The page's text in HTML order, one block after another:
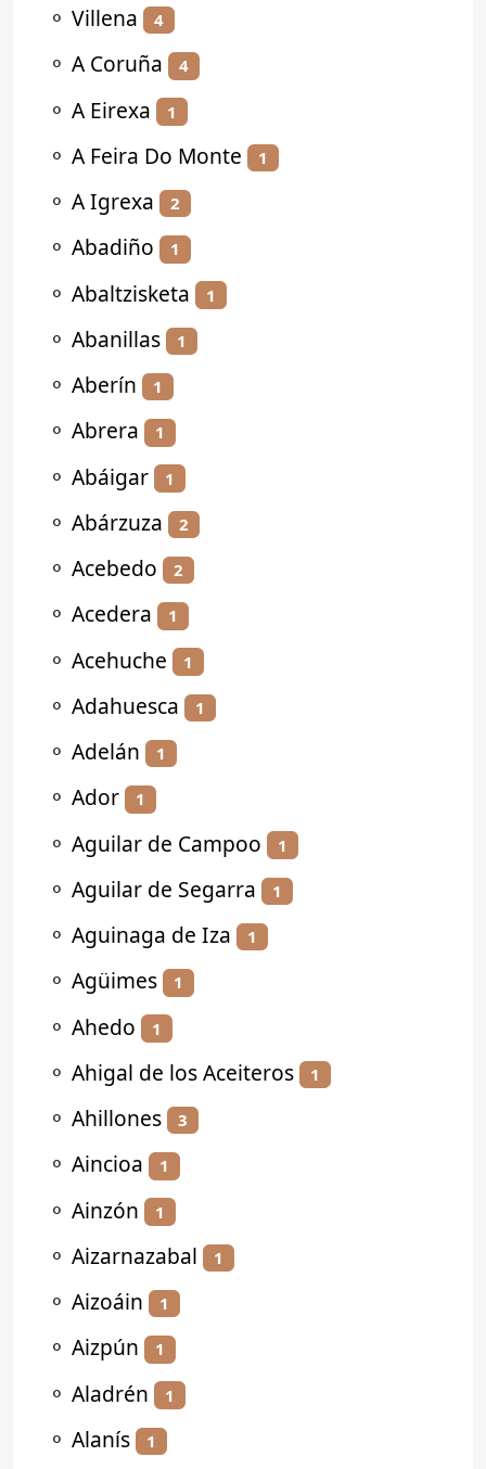
⚬ Villena 4
⚬ A Coruña 4
⚬ A Eirexa 1
⚬ A Feira Do Monte 1
⚬ A Igrexa 2
⚬ Abadiño 1
⚬ Abaltzisketa 1
⚬ Abanillas 1
⚬ Aberín 1
⚬ Abrera 1
⚬ Abáigar 1
⚬ Abárzuza 2
⚬ Acebedo 2
⚬ Acedera 1
⚬ Acehuche 1
⚬ Adahuesca 1
⚬ Adelán 1
⚬ Ador 1
⚬ Aguilar de Campoo 1
⚬ Aguilar de Segarra 1
⚬ Aguinaga de Iza 1
⚬ Agüimes 1
⚬ Ahedo 1
⚬ Ahigal de los Aceiteros 1
⚬ Ahillones 3
⚬ Aincioa 1
⚬ Ainzón 1
⚬ Aizarnazabal 1
⚬ Aizoáin 1
⚬ Aizpún 1
⚬ Aladrén 1
⚬ Alanís 1